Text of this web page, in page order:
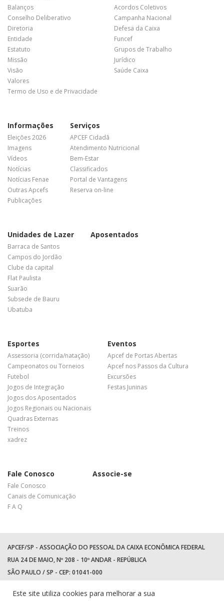
Balanços
Conselho Deliberativo
Diretoria
Entidade
Estatuto
Missão
Visão
Valores
Termo de Uso e de Privacidade
Acordos Coletivos
Campanha Nacional
Defesa da Caixa
Funcef
Grupos de Trabalho
Jurídico
Saúde Caixa
Informações
Eleições 2026
Imagens
Vídeos
Notícias
Notícias Fenae
Outras Apcefs
Publicações
Serviços
APCEF Cidadã
Atendimento Nutricional
Bem-Estar
Classificados
Portal de Vantagens
Reserva on-line
Unidades de Lazer
Barraca de Santos
Campos do Jordão
Clube da capital
Flat Paulista
Suarão
Subsede de Bauru
Ubatuba
Aposentados
Esportes
Assessoria (corrida/natação)
Campeonatos ou Torneios
Futebol
Jogos de Integração
Jogos dos Aposentados
Jogos Regionais ou Nacionais
Quadras Externas
Treinos
xadrez
Eventos
Apcef de Portas Abertas
Apcef nos Passos da Cultura
Excursões
Festas Juninas
Fale Conosco
Fale Conosco
Canais de Comunicação
F A Q
Associe-se
APCEF/SP - ASSOCIAÇÃO DO PESSOAL DA CAIXA ECONÔMICA FEDERAL
RUA 24 DE MAIO, Nº 208 - 10º ANDAR - REPÚBLICA
SÃO PAULO / SP - CEP: 01041-000
WhatsApp: (11) 94597-5758
Este site utiliza cookies para melhorar a sua